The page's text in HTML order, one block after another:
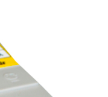
диэлектрические